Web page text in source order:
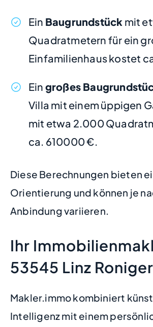
Ein Baugrundstück mit
Quadratmetern für ein
Einfamilienhaus kostet
Ein großes
Villa mit einem üppigen
mit etwa 2.000
ca. 610000 €.
Diese Berechnungen bieten
Orientierung und können je
Anbindung variieren.
Ihr
53545 Linz
Makler.immo kombiniert
Intelligenz mit einem